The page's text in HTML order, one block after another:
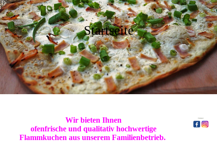
Startseite
Wir bieten Ihnen
ofenfrische und qualitativ hochwertige
Flammkuchen aus unserem Familienbetrieb.